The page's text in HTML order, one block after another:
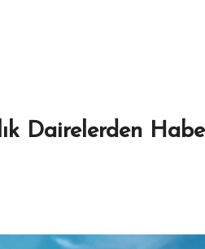
Dairelerden